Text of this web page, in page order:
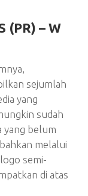
(PR) – W
sejumlah
yang
sudah
yang belum
melalui
semi-
di atas